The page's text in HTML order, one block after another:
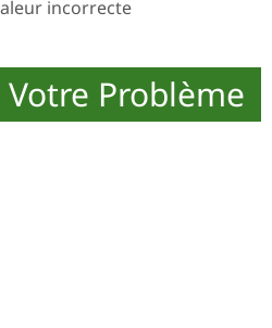
incorrecte
Problème